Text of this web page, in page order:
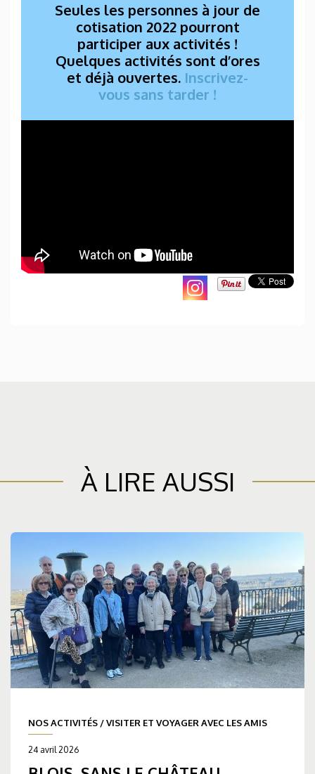
Seules les personnes à jour de
cotisation 2022 pourront
participer aux activités !
Quelques activités sont d’ores
et déjà ouvertes. Inscrivez-
vous sans tarder !
À LIRE AUSSI
NOS ACTIVITÉS /VISITER ET VOYAGER AVEC LES AMIS
24 avril 2026